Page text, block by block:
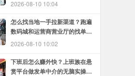
2026-08-10 10:04
怎么找当地一手拉新渠道？跑遍
数码城和运营商营业厅的找单经
历
2026-08-10 10:02
下班后怎么赚外快？上班族在悬
赏平台做发单中介的无脑实操指